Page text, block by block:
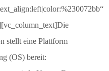
stellt eine Plattform
(OS) bereit: